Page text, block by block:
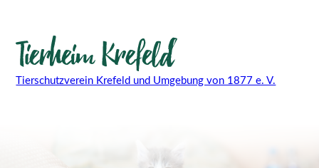
Tierschutzverein Krefeld und Umgebung von 1877 e. V.